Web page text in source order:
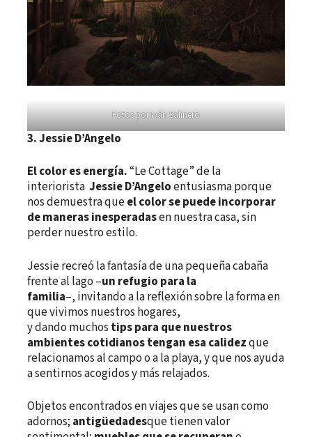
Fotos por Iván Salinero
3.JessieD’Angelo
El color es energía.“Le Cottage” de la
interioristaJessie D’Angeloentusiasma porque
nos demuestra queel color se puede incorporar
de maneras inesperadasen nuestra casa, sin
perder nuestro estilo.
Jessie recreó la fantasía de una pequeña cabaña
frente al lago –un refugio para la
familia–, invitando a la reflexión sobre la forma en
que vivimos nuestros hogares,
y dando muchos tips para que nuestros
ambientes cotidianos tengan esa calidezque
relacionamos al campo o a la playa, y que nos ayuda
a sentirnos acogidos y más relajados.
Objetos encontrados en viajes que se usan como
adornos; antigüedadesque tienen valor